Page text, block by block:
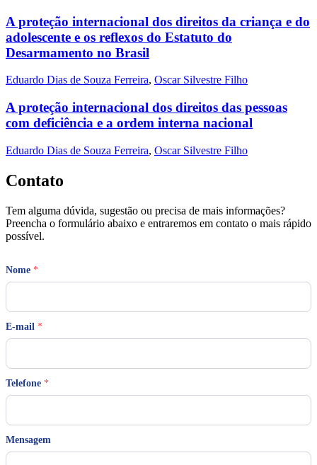
A proteção internacional dos direitos da criança e do
adolescente e os reflexos do Estatuto do
Desarmamento no Brasil
Eduardo Dias de Souza Ferreira, Oscar Silvestre Filho
A proteção internacional dos direitos das pessoas
com deficiência e a ordem interna nacional
Eduardo Dias de Souza Ferreira, Oscar Silvestre Filho
Contato
Tem alguma dúvida, sugestão ou precisa de mais informações?
Preencha o formulário abaixo e entraremos em contato o mais rápido
possível.
Nome *
E-mail *
E
i
l
E
Telefone *
Mensagem